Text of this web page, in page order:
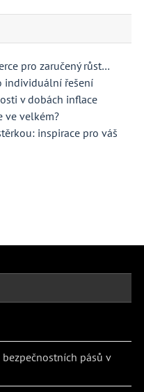
pro zaručený růst…
individuální řešení
v dobách inflace
ve velkém?
inspirace pro váš
pásů v